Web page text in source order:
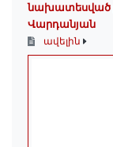
նախատեսված
Վարդանյան
ավելին